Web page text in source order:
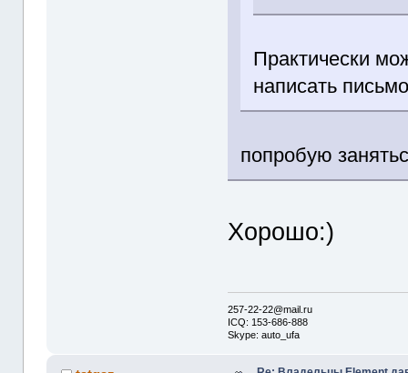
Практически
написать
попробую
Хорошо:)
257-22-22@mail.ru
ICQ: 153-686-888
Skype: auto_ufa